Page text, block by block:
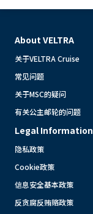
About VELTRA
关于VELTRA Cruise
常见问题
关于MSC的疑问
有关公主邮轮的问题
Legal Information
隐私政策
Cookie政策
信息安全基本政策
反贪腐反贿赂政策